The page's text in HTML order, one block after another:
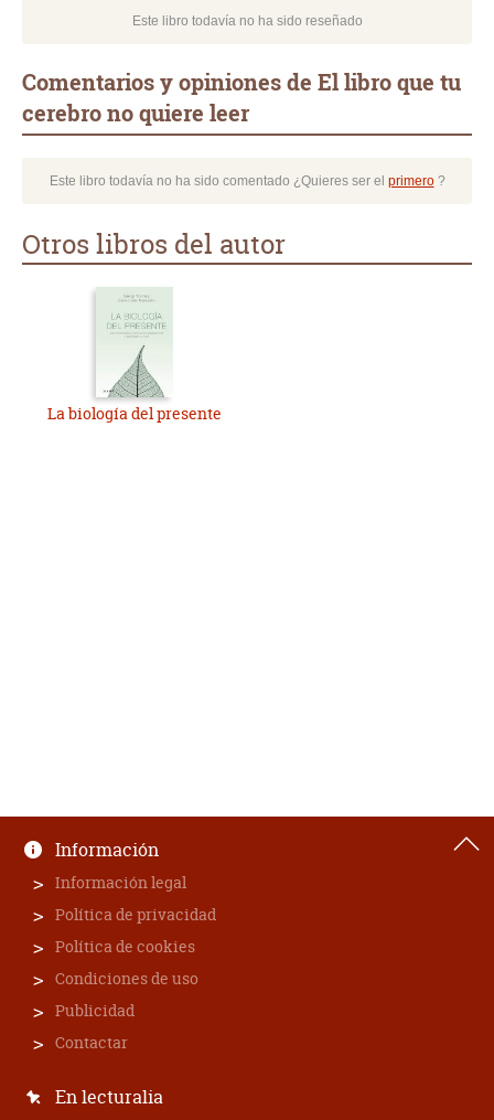
Este libro todavía no ha sido reseñado
Comentarios y opiniones de El libro que tu
cerebro no quiere leer
Este libro todavía no ha sido comentado ¿Quieres ser el primero?
Otros libros del autor
La biología del presente
Información
Información legal
Política de privacidad
Política de cookies
Condiciones de uso
Publicidad
Contactar
En lecturalia